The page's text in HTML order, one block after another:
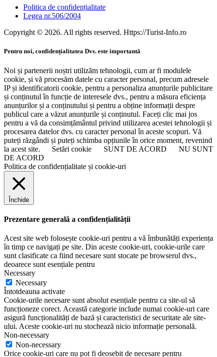
Politica de confidențialitate
Legea nr.506/2004
Copyright © 2026. All rights reserved. Https://Turist-Info.ro
Pentru noi, confidențialitatea Dvs. este importantă
Noi și partenerii noștri utilizăm tehnologii, cum ar fi modulele
cookie, și vă procesăm datele cu caracter personal, precum adresele
IP și identificatorii cookie, pentru a personaliza anunțurile publicitare
și conținutul în funcție de interesele dvs., pentru a măsura eficiența
anunțurilor și a conținutului și pentru a obține informații despre
publicul care a văzut anunțurile și conținutul. Faceți clic mai jos
pentru a vă da consimțământul privind utilizarea acestei tehnologii și
procesarea datelor dvs. cu caracter personal în aceste scopuri. Vă
puteți răzgândi și puteți schimba opțiunile în orice moment, revenind
la acest site.
Setări cookie SUNT DE ACORD
NU SUNT
DE ACORD
Politica de confidențialitate și cookie-uri
Închide
Prezentare generală a confidențialității
Acest site web folosește cookie-uri pentru a vă îmbunătăți experiența
în timp ce navigați pe site. Din aceste cookie-uri, cookie-urile care
sunt clasificate ca fiind necesare sunt stocate pe browserul dvs.,
deoarece sunt esențiale pentru
Necessary
Necessary
Întotdeauna activate
Cookie-urile necesare sunt absolut esențiale pentru ca site-ul să
funcționeze corect. Această categorie include numai cookie-uri care
asigură funcționalități de bază și caracteristici de securitate ale site-
ului. Aceste cookie-uri nu stochează nicio informație personală.
Non-necessary
Non-necessary
Orice cookie-uri care nu pot fi deosebit de necesare pentru